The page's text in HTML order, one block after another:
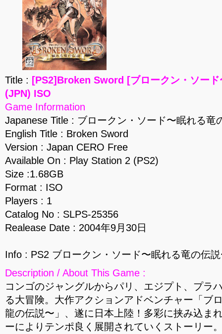
Title : [PS2]Broken Sword [ブロークン・ソー
(JPN) ISO
Game Information
Japanese Title : ブロークン・ソード〜眠れる竜
English Title : Broken Sword
Version : Japan CERO Free
Available On : Play Station 2 (PS2)
Size :1.68GB
Format : ISO
Players : 1
Catalog No : SLPS-25356
Realease Date : 2004年9月30日
Info : PS2 ブロークン・ソード〜眠れる竜の伝
Description / About This Game :
コンゴのジャングルからパリ、エジプト、プラ
る大冒険。大作アクションアドベンチャー「ブ
龍の伝説〜」、遂に日本上陸！多彩に挟み込ま
ーによりテンポ良く展開されていくストーリー